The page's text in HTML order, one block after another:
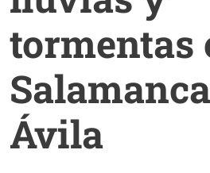
tormentas
Ávila